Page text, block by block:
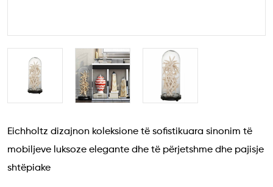
Eichholtz dizajnon koleksione të sofistikuara sinonim të
mobiljeve luksoze elegante dhe të përjetshme dhe pajisje
shtëpiake